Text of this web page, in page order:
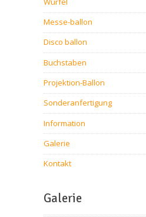
Messe-ballon
Disco ballon
Buchstaben
Projektion-Ballon
Sonderanfertigung
Information
Galerie
Kontakt
Galerie